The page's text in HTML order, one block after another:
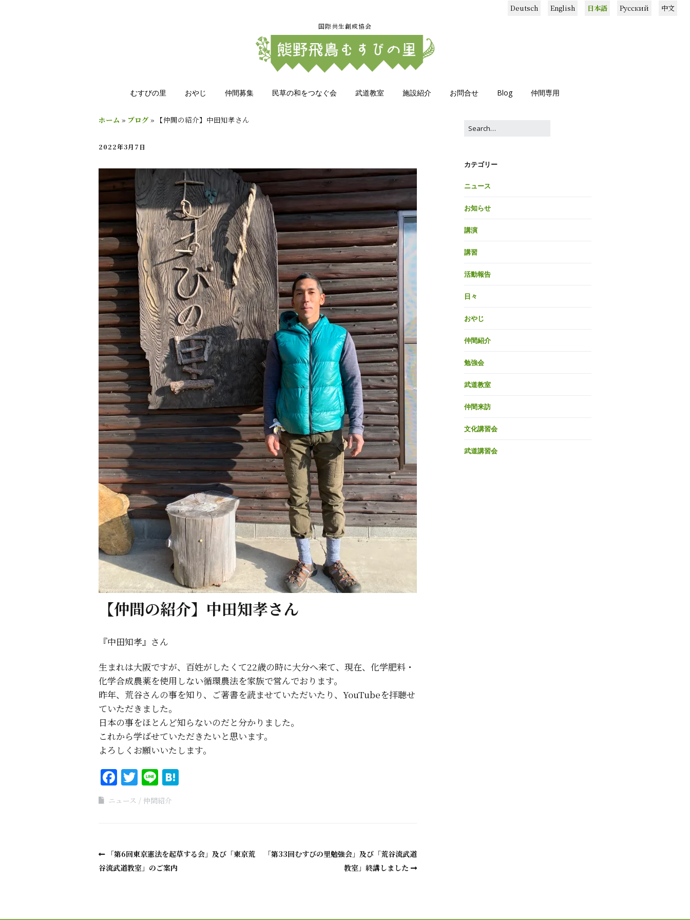
Deutsch English 日本語 Русский 中文
国際共生創成協会
むすびの里 おやじ 仲間募集 民草の和をつなぐ会 武道教室 施設紹介 お問合せ Blog 仲間専用
ホーム » ブログ » 【仲間の紹介】中田知孝さん
2022年3月7日
【仲間の紹介】中田知孝さん
『中田知孝』さん
生まれは大阪ですが、百姓がしたくて22歳の時に大分へ来て、現在、化学肥料・
化学合成農薬を使用しない循環農法を家族で営んでおります。
昨年、荒谷さんの事を知り、ご著書を読ませていただいたり、YouTubeを拝聴せ
ていただきました。
日本の事をほとんど知らないのだと分かりました。
これから学ばせていただきたいと思います。
よろしくお願いいたします。
Facebook
Twitter
Line
ニュース 仲間紹介
「第6回東京憲法を起草する会」及び「東京荒
谷流武道教室」のご案内
「第33回むすびの里勉強会」及び「荒谷流武道
教室」終講しました
カテゴリー
ニュース
お知らせ
講演
講習
活動報告
日々
おやじ
仲間紹介
勉強会
武道教室
仲間来訪
文化講習会
武道講習会